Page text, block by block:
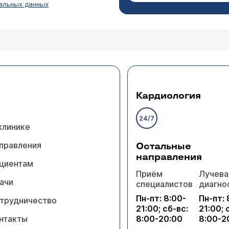
Татьяна Михайловна
Главное- покажитесь врачу гепатологу,
Кавернозная Гемангиома в S 5-6 печени
И требуется ли оперативное лечение
Татьяна Михайловна
можно, но не нужно, так как гемангиома
данных
Кардиология
24/7
Остальные
направления
Приём
специалистов
Пн-пт: 8:00-
21:00; сб-вс:
8:00-20:00
Пн-пт:
21:00;
8:00-